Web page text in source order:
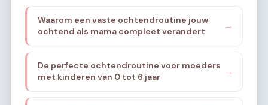
Waarom een vaste ochtendroutine jouw
ochtend als mama compleet verandert
→
De perfecte ochtendroutine voor moeders
met kinderen van 0 tot 6 jaar
→